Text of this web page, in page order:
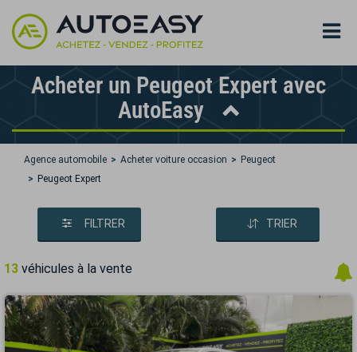
Acheter un Peugeot Expert avec
AutoEasy
Agence automobile Acheter voiture occasion
Peugeot
Peugeot Expert
FILTRER TRIER
13 véhicules à la vente